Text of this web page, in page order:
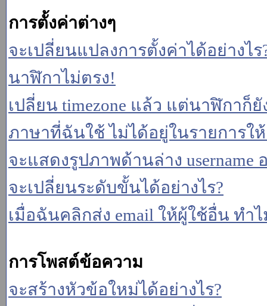
การตั้งค่าต่างๆ
จะเปลี่ยนแปลงการตั้งค่าได้อย่างไร
นาฬิกาไม่ตรง!
เปลี่ยน timezone แล้ว แต่นาฬิกาก็ยั
ภาษาที่ฉันใช้ ไม่ได้อยู่ในรายการใ
จะแสดงรูปภาพด้านล่าง username
จะเปลี่ยนระดับขั้นได้อย่างไร?
เมื่อฉันคลิกส่ง email ให้ผู้ใช้อื่น ทำ
การโพสต์ข้อความ
จะสร้างหัวข้อใหม่ได้อย่างไร?